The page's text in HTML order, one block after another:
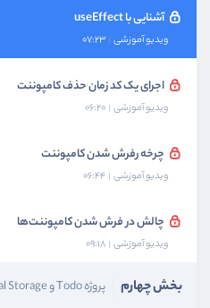
آشنایی با useEffect
ویدیو آموزشی 07:23
اجرای یک کد زمان حذف کامپوننت
ویدیو آموزشی 06:20
چرخه رفرش شدن کامپوننت
ویدیو آموزشی 06:44
چالش در فرش شدن کامپوننت‌ها
ویدیو آموزشی 09:18
بخش چهارم پروژه Todo و Local Storage